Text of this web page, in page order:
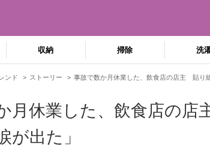
収納 掃除 洗
ンド ストーリー 事故で数か月休業した、飲食店の店主 貼り
月休業した、飲食店の
出た」